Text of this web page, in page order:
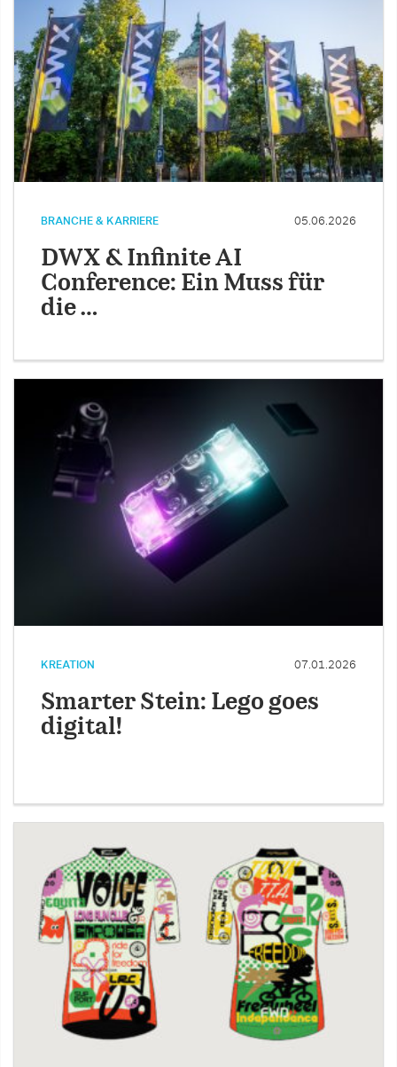
BRANCHE & KARRIERE 05.06.2026
DWX & Infinite AI
Conference: Ein Muss für
die …
KREATION 07.01.2026
Smarter Stein: Lego goes
digital!